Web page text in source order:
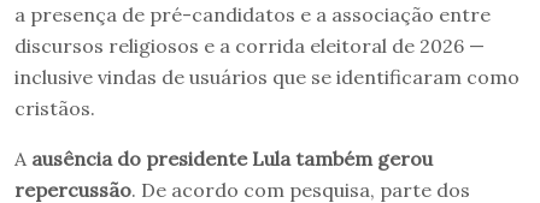
a presença de pré-candidatos e a associação entre
discursos religiosos e a corrida eleitoral de 2026 —
inclusive vindas de usuários que se identificaram como
cristãos.
A ausência do presidente Lula também gerou
repercussão. De acordo com pesquisa, parte dos